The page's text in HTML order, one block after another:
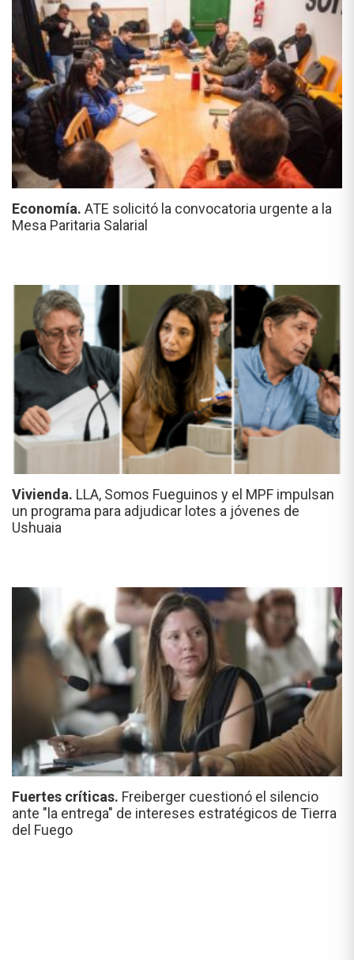
Economía. ATE solicitó la convocatoria urgente a la
Mesa Paritaria Salarial
Vivienda. LLA, Somos Fueguinos y el MPF impulsan
un programa para adjudicar lotes a jóvenes de
Ushuaia
Fuertes críticas. Freiberger cuestionó el silencio
ante "la entrega" de intereses estratégicos de Tierra
del Fuego